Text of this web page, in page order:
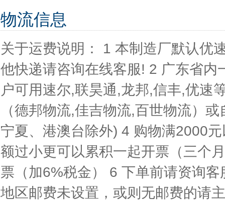
物流信息
关于运费说明： 1 本制造厂默认优
他快递请咨询在线客服! 2 广东省
户可用速尔,联昊通,龙邦,信丰,优速
（德邦物流,佳吉物流,百世物流）
宁夏、港澳台除外) 4 购物满2000
额过小更可以累积一起开票（三个
票（加6%税金） 6 下单前请资询
地区邮费未设置，或则无邮费的请